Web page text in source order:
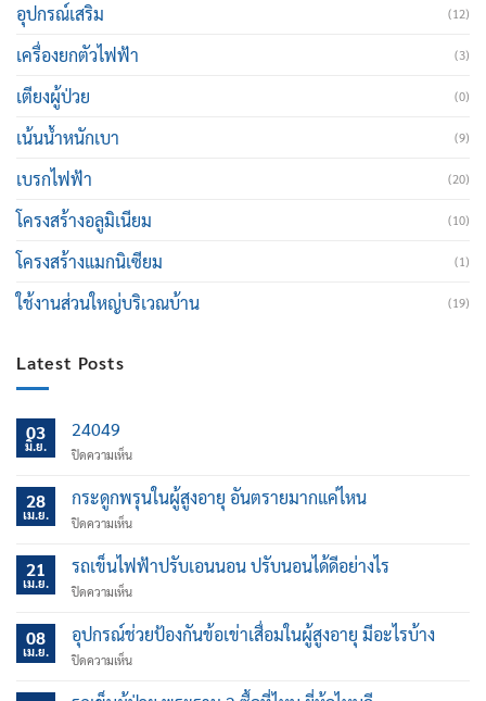
อุปกรณ์เสริม (12)
เครื่องยกตัวไฟฟ้า (3)
เตียงผู้ป่วย (0)
เน้นน้ำหนักเบา (9)
เบรกไฟฟ้า (20)
โครงสร้างอลูมิเนียม (10)
โครงสร้างแมกนิเซียม (1)
ใช้งานส่วนใหญ่บริเวณบ้าน (19)
Latest Posts
03
มิ.ย.
24049
ปิดความเห็นบน
28
เม.ย.
กระดูกพรุนในผู้สูงอายุ อันตรายมากแค่ไหน
ปิดความเห็นบน
พรุน
ใน
ผู้
อายุ
มาก
21
เม.ย.
รถเข็นไฟฟ้าปรับเอนนอน ปรับนอนได้ดีอย่างไร
ปิดความเห็นบน
เข็น
ไฟฟ้า
ปรับ
08
เม.ย.
อุปกรณ์ช่วยป้องกันข้อเข่าเสื่อมในผู้สูงอายุ มีอะไรบ้าง
ปิดความเห็นบน
ช่วย